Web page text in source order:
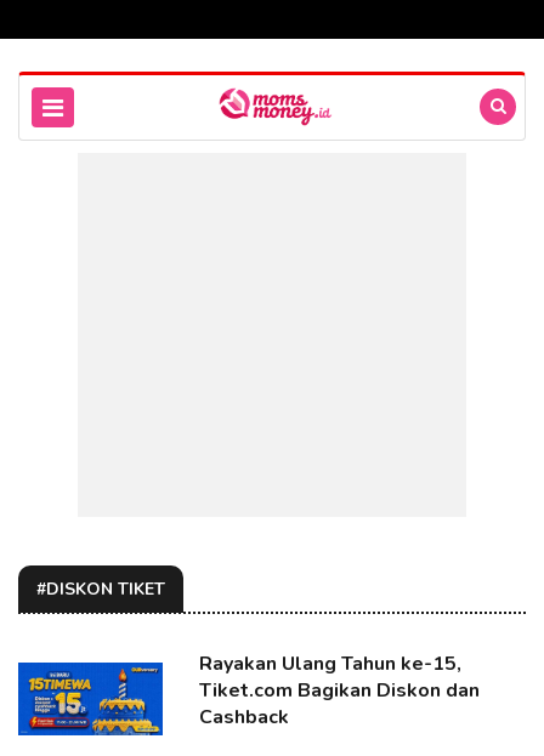
#DISKON TIKET
Rayakan Ulang Tahun ke-15,
Tiket.com Bagikan Diskon dan
Cashback